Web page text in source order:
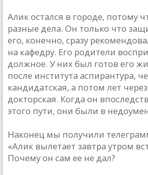
Алик остался в городе, потому
разные дела. Он только что
его, конечно, сразу
на кафедру. Его родители
должное. У них был готов его
после института аспирантура,
кандидатская, а потом лет
докторская. Когда он
этого пути, они были в
Наконец мы получили
«Алик вылетает завтра утром
Почему он сам ее не дал?